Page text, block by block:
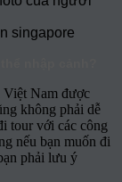
singapore
Việt Nam được
không phải dễ
tour với các công
nếu bạn muốn đi
phải lưu ý